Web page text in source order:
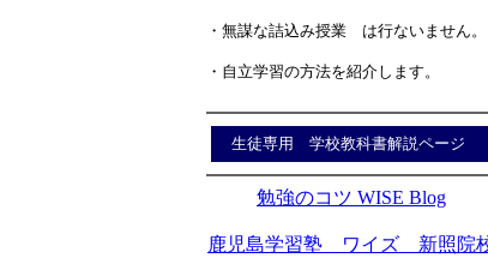
・無謀な詰込み授業 は行ないません。
・自立学習の方法を紹介します。
生徒専用 学校教科書解説ページ
勉強のコツ WISE Blog
鹿児島学習塾 ワイズ 新照院